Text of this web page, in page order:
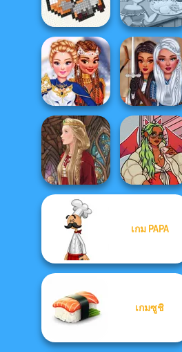
Paint It Fun Colors
Cross Stitch
Sara's Cooking
Class: Burritos
Super Hero
School
Warrior
Princesses
Medieval Doll
เกม PAPA
เกมซูชิ